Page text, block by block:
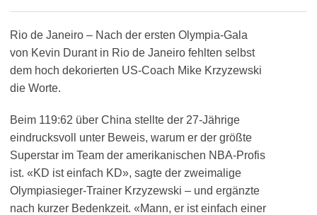
Rio de Janeiro – Nach der ersten Olympia-Gala
von Kevin Durant in Rio de Janeiro fehlten selbst
dem hoch dekorierten US-Coach Mike Krzyzewski
die Worte.
Beim 119:62 über China stellte der 27-Jährige
eindrucksvoll unter Beweis, warum er der größte
Superstar im Team der amerikanischen NBA-Profis
ist. «KD ist einfach KD», sagte der zweimalige
Olympiasieger-Trainer Krzyzewski – und ergänzte
nach kurzer Bedenkzeit. «Mann, er ist einfach einer